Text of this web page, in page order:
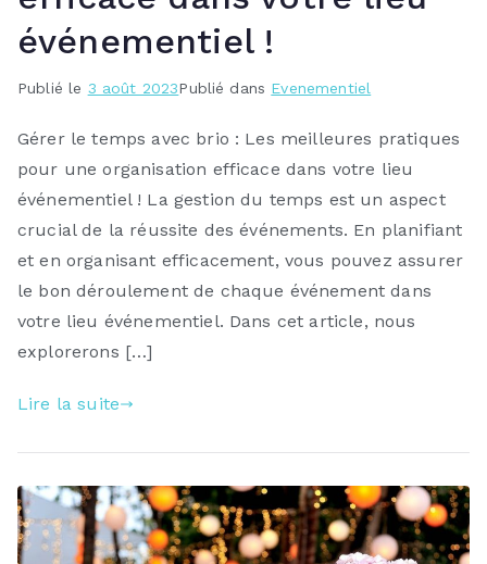
événementiel !
Publié le 3 août 2023Publié dans Evenementiel
Gérer le temps avec brio : Les meilleures pratiques
pour une organisation efficace dans votre lieu
événementiel ! La gestion du temps est un aspect
crucial de la réussite des événements. En planifiant
et en organisant efficacement, vous pouvez assurer
le bon déroulement de chaque événement dans
votre lieu événementiel. Dans cet article, nous
explorerons […]
Lire la suite